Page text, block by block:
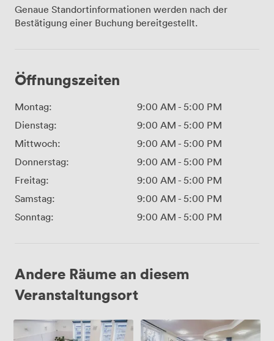
Genaue Standortinformationen werden nach der
Bestätigung einer Buchung bereitgestellt.
Öffnungszeiten
Montag: 9:00 AM - 5:00 PM
Dienstag:
9:00 AM - 5:00 PM
Mittwoch:
9:00 AM - 5:00 PM
Donnerstag:
9:00 AM - 5:00 PM
Freitag:
9:00 AM - 5:00 PM
Samstag:
9:00 AM - 5:00 PM
Sonntag:
9:00 AM - 5:00 PM
Andere Räume an diesem
Veranstaltungsort
Saal
(Reihenbestuhlung)
Tagungsraum